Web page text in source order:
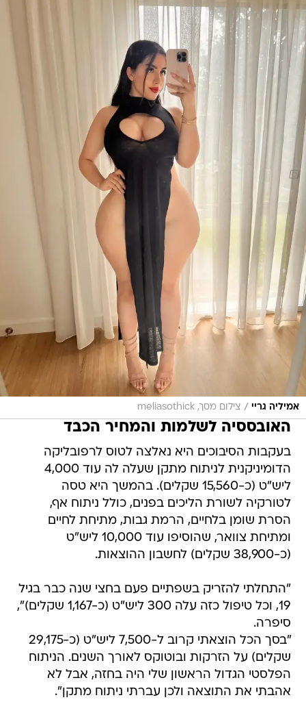
אמיליה גריי / צילום מסך, meliasothick
האובססיה לשלמות והמחיר הכבד
בעקבות הסיבוכים היא נאלצה לטוס לרפובליקה
הדומיניקנית לניתוח מתקן שעלה לה עוד 4,000
ליש"ט (כ-15,560 שקלים). בהמשך היא טסה
לטורקיה לשורת הליכים בפנים, כולל ניתוח אף,
הסרת שומן בלחיים, הרמת גבות, מתיחת לחיים
ומתיחת צוואר, שהוסיפו עוד 10,000 ליש"ט
(כ-38,900 שקלים) לחשבון ההוצאות.
"התחלתי להזריק בשפתיים פעם בחצי שנה כבר בגיל
19, וכל טיפול כזה עלה 300 ליש"ט (כ-1,167 שקלים)",
סיפרה.
"בסך הכל הוצאתי קרוב ל-7,500 ליש"ט (כ-29,175
שקלים) על הזרקות ובוטוקס לאורך השנים. הניתוח
הפלסטי הגדול הראשון שלי היה בחזה, אבל לא
אהבתי את התוצאה ולכן עברתי ניתוח מתקן".